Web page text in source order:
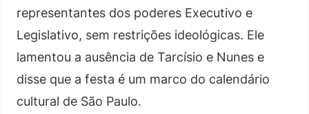
representantes dos poderes Executivo e
Legislativo, sem restrições ideológicas. Ele
lamentou a ausência de Tarcísio e Nunes e
disse que a festa é um marco do calendário
cultural de São Paulo.